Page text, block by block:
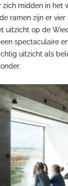
zich midden in het
ramen zijn er
uitzicht op de
spectaculaire
uitzicht als